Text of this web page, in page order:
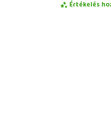
Értékelés